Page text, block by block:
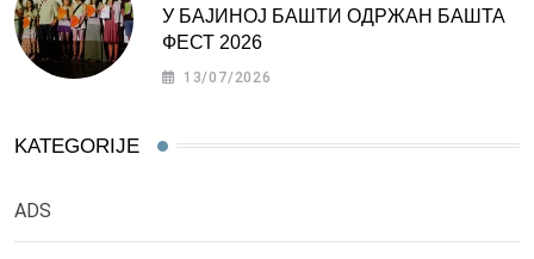
У БАЈИНОЈ БАШТИ ОДРЖАН БАШТА
ФЕСТ 2026
13/07/2026
KATEGORIJE
ADS